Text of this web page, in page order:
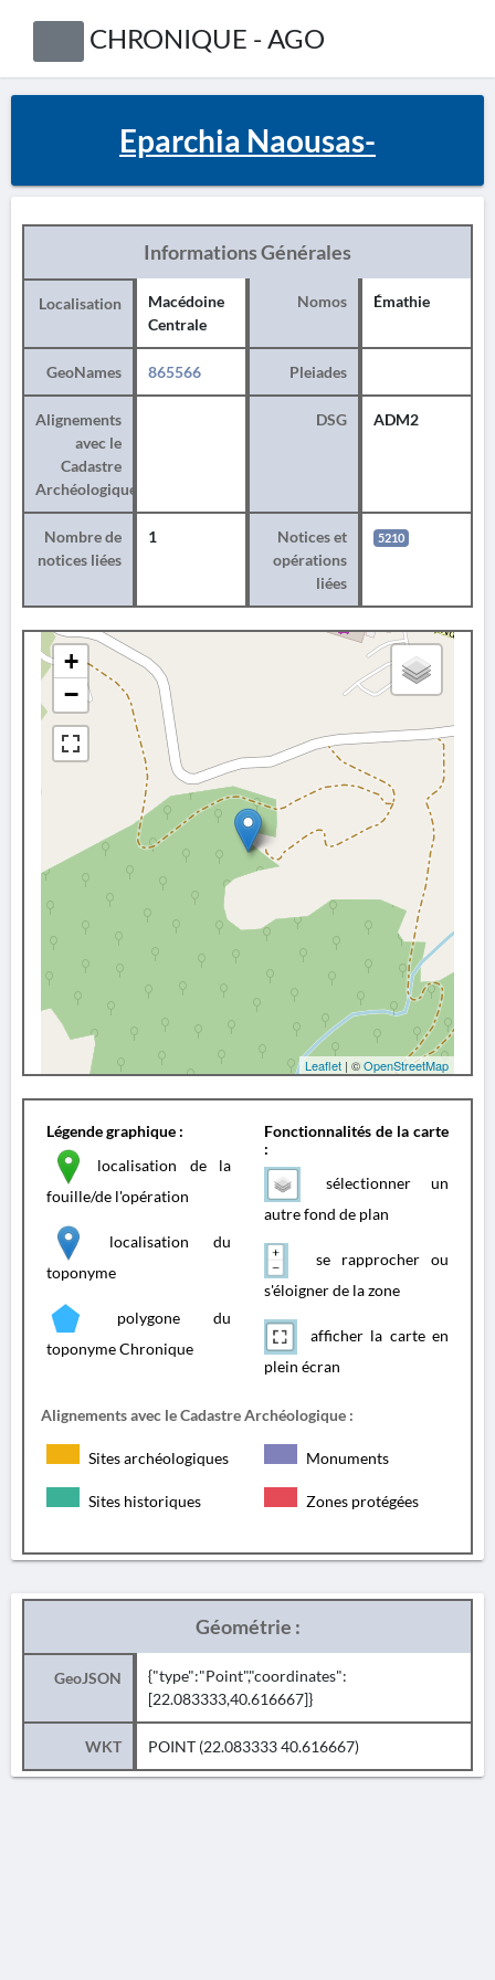
CHRONIQUE - AGO
Eparchia Naousas-
Informations Générales
Localisation
Macédoine
Centrale
Nomos Émathie
GeoNames 865566 Pleiades
Alignements
avec le
Cadastre
Archéologique
DSG ADM2
Nombre de
notices liées
1
Notices et
opérations
liées
5210
+
−
Leaflet | ©OpenStreetMap
Légende graphique :
localisation de la
fouille/de l'opération
localisation du
toponyme
polygone du
toponyme Chronique
Fonctionnalités de la carte
:
sélectionner un
autre fond de plan
se rapprocher ou
s'éloigner de la zone
afficher la carte en
plein écran
Alignements avec le Cadastre Archéologique :
Sites archéologiques Monuments
Sites historiques Zones protégées
Géométrie :
GeoJSON
{"type":"Point","coordinates":
[22.083333,40.616667]}
WKT POINT (22.083333 40.616667)